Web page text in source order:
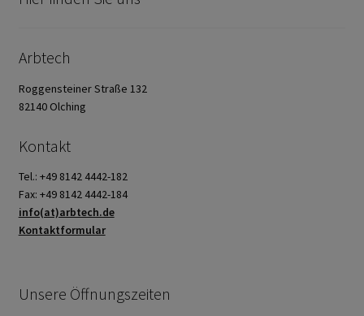
Arbtech
Roggensteiner Straße 132
82140 Olching
Kontakt
Tel.: +49 8142 4442-182
Fax: +49 8142 4442-184
info(at)arbtech.de
Kontaktformular
Unsere Öffnungszeiten